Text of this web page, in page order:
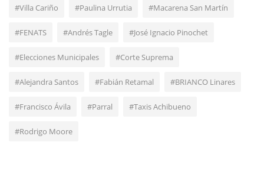
#Villa Cariño #Paulina Urrutia #Macarena San Martín
#FENATS #Andrés Tagle #José Ignacio Pinochet
#Elecciones Municipales #Corte Suprema
#Alejandra Santos #Fabián Retamal #BRIANCO Linares
#Francisco Ávila #Parral #Taxis Achibueno
#Rodrigo Moore